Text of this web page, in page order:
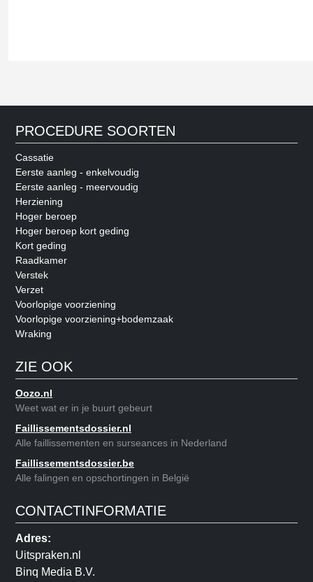
PROCEDURE SOORTEN
Cassatie
Eerste aanleg - enkelvoudig
Eerste aanleg - meervoudig
Herziening
Hoger beroep
Hoger beroep kort geding
Kort geding
Raadkamer
Verstek
Verzet
Voorlopige voorziening
Voorlopige voorziening+bodemzaak
Wraking
ZIE OOK
Oozo.nl
Weet wat er in je buurt gebeurt
Faillissementsdossier.nl
Alle faillissementen en surseances in Nederland
Faillissementsdossier.be
Alle falingen en opschortingen in België
CONTACTINFORMATIE
Adres:
Uitspraken.nl
Binq Media B.V.